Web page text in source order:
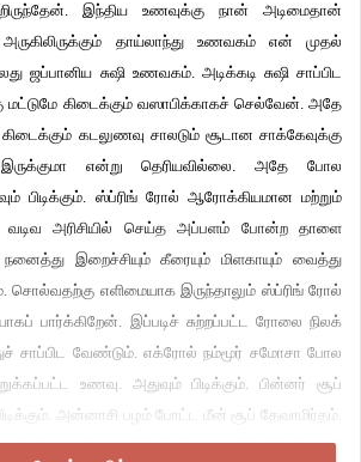
இந்திய உணவுக்கு நான் அடிமைதான்
அருகிலிருக்கும் தாய்லாந்து உணவகம் என் முதல்
ஜப்பானிய சுஷி உணவகம். அடிக்கடி சுஷி சாப்பிட
கிடைக்கும் வஸாபிக்காகச் செல்வேன். அதே
கடலுணவு சாலடும் சூடான சாக்கேவுக்கு
என்று தெரியவில்லை. அதே போல
பிடிக்கும். ஸ்ப்ரிங் ரோல் ஆரோக்கியமான மற்றும்
அரிசியில் செய்த அப்பளம் போன்ற தாளை
இறைச்சியும் கீரையும் மிளகாயும் வைத்து
சொல்வதற்கு எளிமையாக இருந்தாலும் ஸ்ப்ரிங் ரோல்
பார்க்கிறேன். இப்படிச் சுற்றப்பட்ட ரோலை நிலக்
சாப்பிட வேண்டும். எக்ரோல் நம்மூர் சமோசா போல
உணவு. அதுவும் பிடிக்கும். பின்னர் சூப்
அன்னாசி பழம் போட்ட மீன் சூப் தேவாமிர்தம்.
நடந்து செல்லும் தொலைவில் இருக்கிறது.